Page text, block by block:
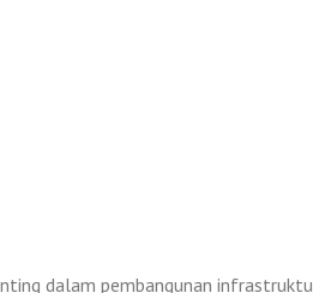
dalam pembangunan